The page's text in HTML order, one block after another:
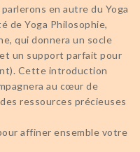
en autre du Yoga
de Yoga Philosophie,
qui donnera un socle
un support parfait pour
Cette introduction
au cœur de
ressources précieuses
affiner ensemble votre